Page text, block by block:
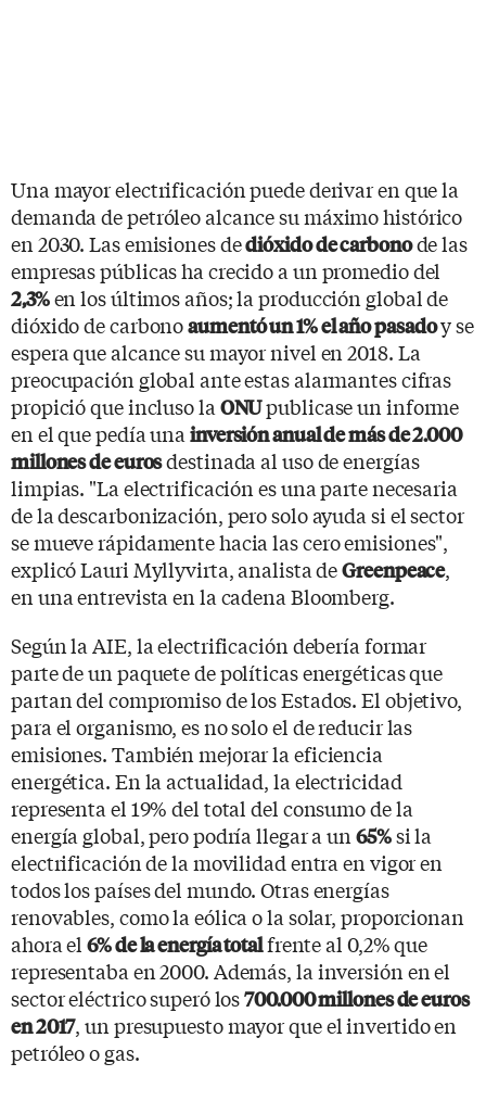
Una mayor electrificación puede derivar en que la
demanda de petróleo alcance su máximo histórico
en 2030. Las emisiones dedióxido de carbonode las
empresas públicas ha crecido a un promedio del
2,3%en los últimos años; la producción global de
dióxido de carbonoaumentó un 1% el año pasadoy se
espera que alcance su mayor nivel en 2018. La
preocupación global ante estas alarmantes cifras
propició que incluso la ONUpublicase un informe
en el que pedía una inversión anual de más de 2.000
millones de eurosdestinada al uso de energías
limpias. "La electrificación es una parte necesaria
de la descarbonización, pero solo ayuda si el sector
se mueve rápidamente hacia las cero emisiones",
explicó Lauri Myllyvirta, analista deGreenpeace,
en una entrevista en la cadena Bloomberg.
Según la AIE, la electrificación debería formar
parte de un paquete de políticas energéticas que
partan del compromiso de los Estados. El objetivo,
para el organismo, es no solo el de reducir las
emisiones. También mejorar la eficiencia
energética. En la actualidad, la electricidad
representa el 19% del total del consumo de la
energía global, pero podría llegar a un 65%si la
electrificación de la movilidad entra en vigor en
todos los países del mundo. Otras energías
renovables, como la eólica o la solar, proporcionan
ahora el6% de la energía totalfrente al 0,2% que
representaba en 2000. Además, la inversión en el
sector eléctrico superó los700.000 millones de euros
en 2017, un presupuesto mayor que el invertido en
petróleo o gas.